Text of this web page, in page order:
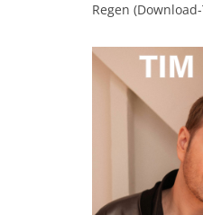
Regen